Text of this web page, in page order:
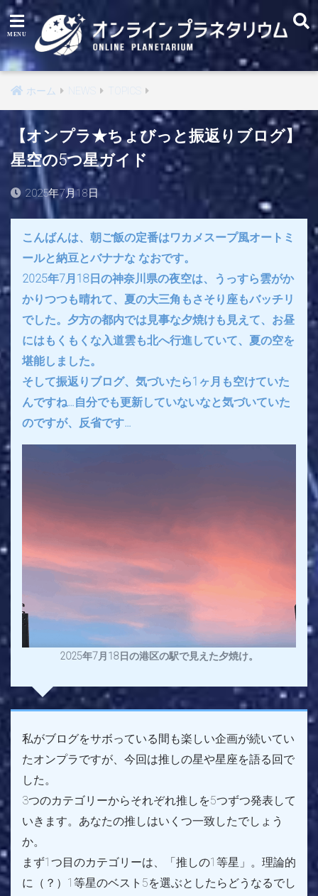
ホーム NEWS
【オンプラ★ちょびっと振返りブログ】
星空の5つ星ガイド
2025年7月18日
こんばんは、朝ご飯の定番はワカメスープ風オートミ
ールと納豆とバナナな なおです。
2025年7月18日の神奈川県の夜空は、うっすら雲がか
かりつつも晴れて、夏の大三角もさそり座もバッチリ
でした。夕方の都内では見事な夕焼けも見えて、お昼
にはもくもくな入道雲も北へ行進していて、夏の空を
堪能しました。
そして振返りブログ、気づいたら1ヶ月も空けていた
んですね…自分でも更新していないなと気づいていた
のですが、反省です…
2025年7月18日の港区の駅で見えた夕焼け。
私がブログをサボっている間も楽しい企画が続いてい
たオンプラですが、今回は推しの星や星座を語る回で
した。
3つのカテゴリーからそれぞれ推しを5つずつ発表して
いきます。あなたの推しはいくつ一致したでしょう
か。
まず1つ目のカテゴリーは、「推しの1等星」。理論的
に（？）1等星のベスト5を選ぶとしたらどうなるでし